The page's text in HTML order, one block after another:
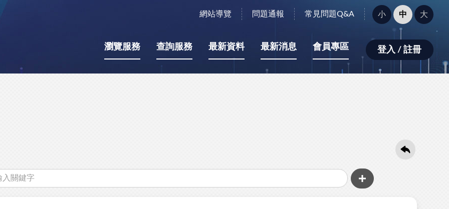
網站導覽 問題通報 常見問題Q&A
字
型
小：
小 中 大
瀏覽服務 查詢服務 最新資料 最新消息 會員專區 登入 / 註冊